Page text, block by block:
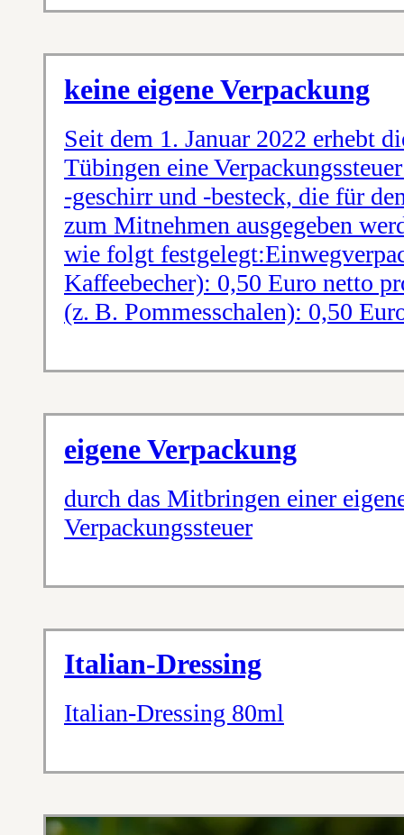
keine eigene Verpackung
Seit dem 1. Januar 2022 erhebt
Tübingen eine
-geschirr und -besteck, die für
zum Mitnehmen ausgegeben
wie folgt
Kaffeebecher): 0,50 Euro netto
(z. B. Pommesschalen): 0,50
eigene Verpackung
durch das Mitbringen einer
Verpackungssteuer
Italian-Dressing
Italian-Dressing 80ml